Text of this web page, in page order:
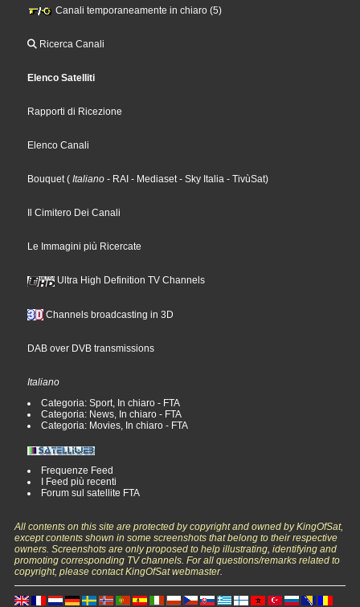
Canali temporaneamente in chiaro (5)
Ricerca Canali
Elenco Satelliti
Rapporti di Ricezione
Elenco Canali
Bouquet( Italiano - RAI - Mediaset- Sky Italia - TivùSat)
Il Cimitero Dei Canali
Le Immagini più Ricercate
Ultra High Definition TV Channels
Channels broadcasting in 3D
DAB over DVB transmissions
Italiano
Categoria: Sport, In chiaro - FTA
Categoria: News, In chiaro - FTA
Categoria: Movies, In chiaro - FTA
Frequenze Feed
I Feed più recenti
Forum sul satellite FTA
All contents on this site are protected by copyright and owned by KingOfSat,
except contents shown in some screenshots that belong to their respective
owners. Screenshots are only proposed to help illustrating, identifying and
promoting corresponding TV channels. For all questions/remarks related to
copyright, please contact KingOfSat webmaster.